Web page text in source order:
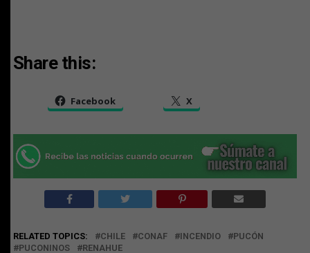
Share this:
Facebook X
RELATED TOPICS: CHILE CONAF INCENDIO
PUCÓN
PUCONINOS
RENAHUE